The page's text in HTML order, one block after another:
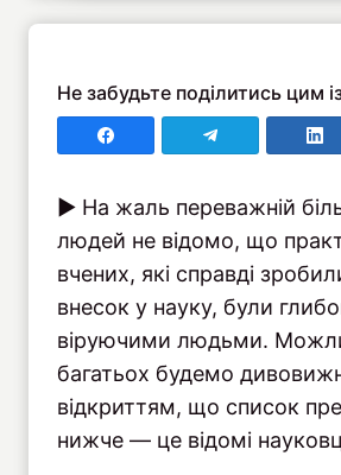
Не забудьте поділитись цим
Поділитись у FacebooПоділитись у
► На жаль переважній
людей не відомо, що
вчених, які справді
внесок у науку, були
віруючими людьми.
багатьох будемо
відкриттям, що список
нижче — це відомі